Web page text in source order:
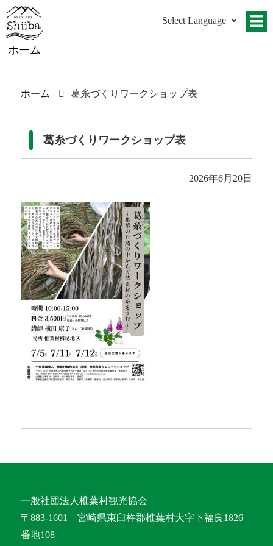
ホーム
ホーム 葛糸づくりワークショップ表
葛糸づくりワークショップ表
2026年6月20日
一般社団法人椎葉村観光協会
〒883-1601 宮崎県東臼杵郡椎葉村大字下福良1826
番地108